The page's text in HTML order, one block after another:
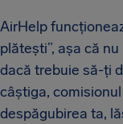
AirHelp
plătești”, așa că
dacă trebuie să-ți
câștiga,
despăgubirea ta,